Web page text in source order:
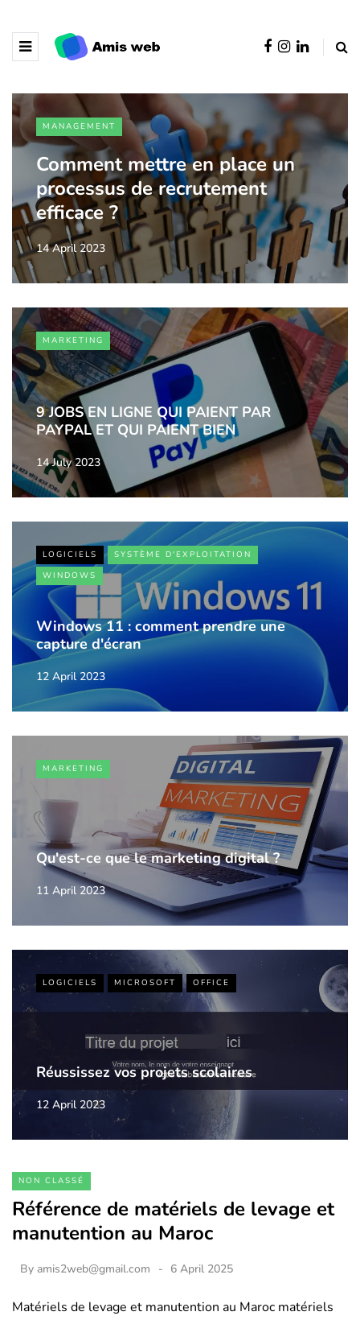
MANAGEMENT
Comment mettre en place un
processus de recrutement
efficace ?
14 April 2023
MARKETING
9 JOBS EN LIGNE QUI PAIENT PAR
PAYPAL ET QUI PAIENT BIEN
14 July 2023
LOGICIELS
SYSTÈME D'EXPLOITATION
WINDOWS
Windows 11 : comment prendre une
capture d'écran
12 April 2023
MARKETING
Qu'est-ce que le marketing digital ?
11 April 2023
LOGICIELS MICROSOFT OFFICE
Réussissez vos projets scolaires
12 April 2023
NON CLASSÉ
Référence de matériels de levage et
manutention au Maroc
By amis2web@gmail.com 6 April 2025
Matériels de levage et manutention au Maroc matériels